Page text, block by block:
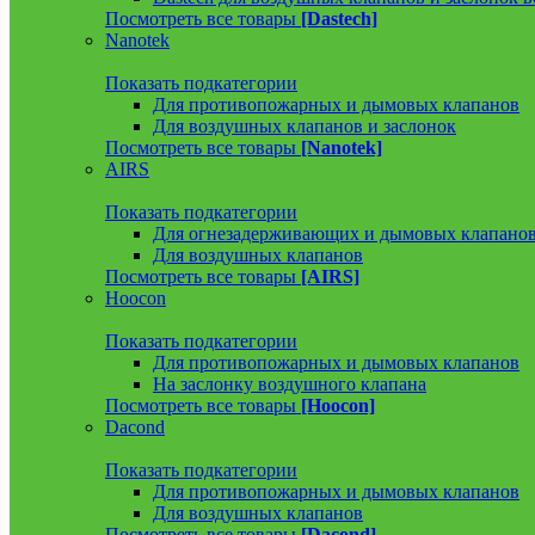
Посмотреть все товары [Dastech]
Nanotek
Показать подкатегории
Для противопожарных и дымовых клапанов
Для воздушных клапанов и заслонок
Посмотреть все товары [Nanotek]
AIRS
Показать подкатегории
Для огнезадерживающих и дымовых
Для воздушных клапанов
Посмотреть все товары [AIRS]
Hoocon
Показать подкатегории
Для противопожарных и дымовых клапанов
На заслонку воздушного клапана
Посмотреть все товары [Hoocon]
Dacond
Показать подкатегории
Для противопожарных и дымовых клапанов
Для воздушных клапанов